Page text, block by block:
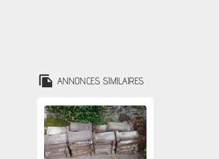
ANNONCES SIMILAIRES